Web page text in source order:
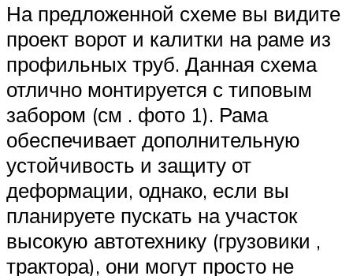
На предложенной схеме вы видите
проект ворот и калитки на раме из
профильных труб. Данная схема
отлично монтируется с типовым
забором (см . фото 1). Рама
обеспечивает дополнительную
устойчивость и защиту от
деформации, однако, если вы
планируете пускать на участок
высокую автотехнику (грузовики ,
трактора), они могут просто не